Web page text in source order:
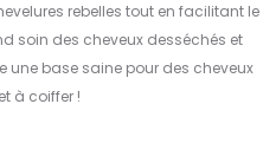
rebelles tout en facilitant le
soin des cheveux desséchés et
base saine pour des cheveux
à coiffer !